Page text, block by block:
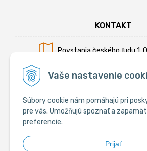
Vaše nastavenie
Súbory cookie nám pomáhajú pri
pre vás. Umožňujú spoznať a
preferencie.
Prijať
KONTAKT
Povstania českého ľudu 1,
Mobil:+421 902
E-mail: